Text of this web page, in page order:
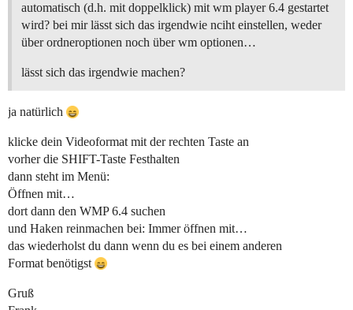
automatisch (d.h. mit doppelklick) mit wm player 6.4 gestartet
wird? bei mir lässt sich das irgendwie nciht einstellen, weder
über ordneroptionen noch über wm optionen…
lässt sich das irgendwie machen?
ja natürlich
klicke dein Videoformat mit der rechten Taste an
vorher die SHIFT-Taste Festhalten
dann steht im Menü:
Öffnen mit…
dort dann den WMP 6.4 suchen
und Haken reinmachen bei: Immer öffnen mit…
das wiederholst du dann wenn du es bei einem anderen
Format benötigst
Gruß